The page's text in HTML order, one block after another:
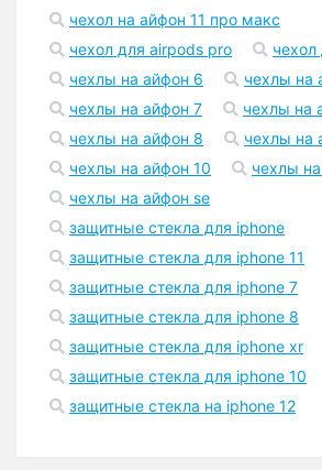
чехол на айфон 11 про макс
чехол для airpods pro
чехлы на айфон 6
чехлы на
чехлы на айфон 7
чехлы на
чехлы на айфон 8
чехлы на
чехлы на айфон 10
чехлы
чехлы на айфон se
защитные стекла для iphone
защитные стекла для iphone 11
защитные стекла для iphone 7
защитные стекла для iphone 8
защитные стекла для iphone xr
защитные стекла для iphone 10
защитные стекла на iphone 12